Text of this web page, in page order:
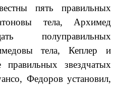
пять правильных
тела, Архимед
полуправильных
тела, Кеплер и
звездчатых
Федоров установил,